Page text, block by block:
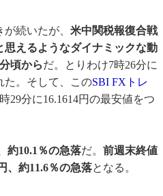
続いたが、 米中関税報復合戦
えるようなダイナミックな動
頃からだ。とりわけ7時26分に
た。そして、このSBI FXトレ
29分に16.1614円の最安値をつ
約10.1％の急落だ。 前週末終値
、約11.6％の急落となる。